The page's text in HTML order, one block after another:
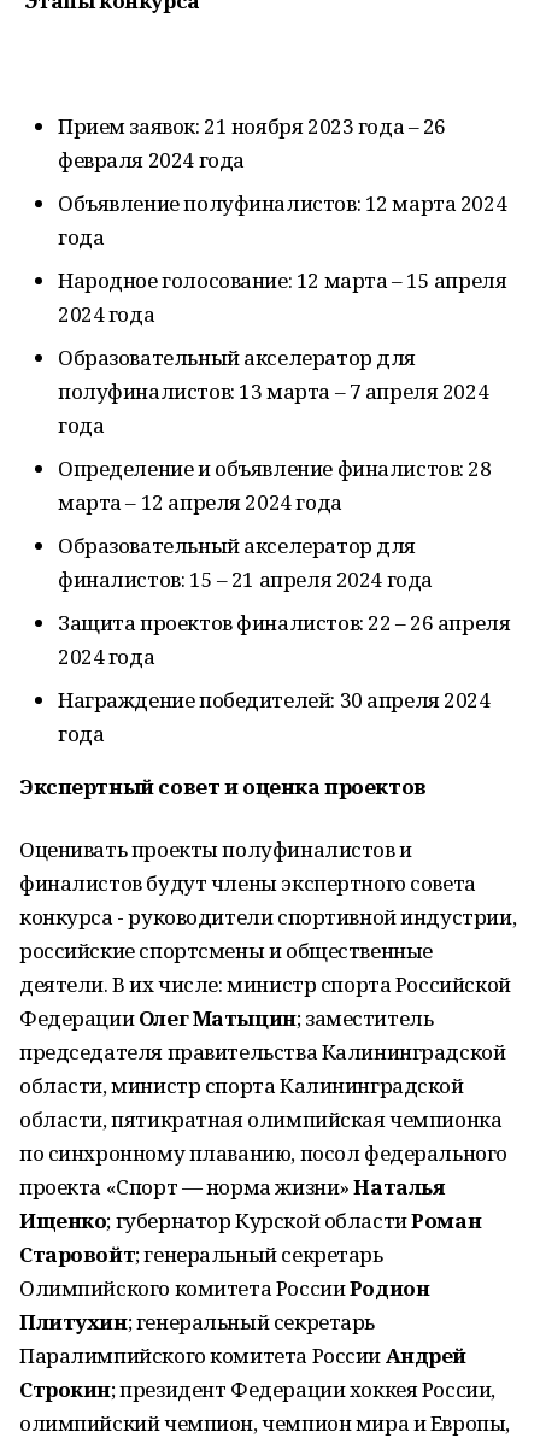
Прием заявок: 21 ноября 2023 года – 26
февраля 2024 года
Объявление полуфиналистов: 12 марта 2024
года
Народное голосование: 12 марта – 15 апреля
2024 года
Образовательный акселератор для
полуфиналистов: 13 марта – 7 апреля 2024
года
Определение и объявление финалистов: 28
марта – 12 апреля 2024 года
Образовательный акселератор для
финалистов: 15 – 21 апреля 2024 года
Защита проектов финалистов: 22 – 26 апреля
2024 года
Награждение победителей: 30 апреля 2024
года
Экспертный совет и оценка проектов
Оценивать проекты полуфиналистов и
финалистов будут члены экспертного совета
конкурса - руководители спортивной индустрии,
российские спортсмены и общественные
деятели. В их числе: министр спорта Российской
ФедерацииОлег Матыцин; заместитель
председателя правительства Калининградской
области, министр спорта Калининградской
области, пятикратная олимпийская чемпионка
по синхронному плаванию, посол федерального
проекта «Спорт — норма жизни»Наталья
Ищенко; губернатор Курской областиРоман
Старовойт; генеральный секретарь
Олимпийского комитета РоссииРодион
Плитухин; генеральный секретарь
Паралимпийского комитета РоссииАндрей
Строкин; президент Федерации хоккея России,
олимпийский чемпион, чемпион мира и Европы,